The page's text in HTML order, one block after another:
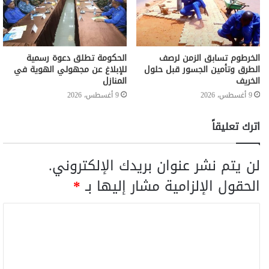
الخرطوم تسابق الزمن لرصف
الطرق وتأمين الجسور قبل حلول
الخريف
9 أغسطس، 2026
الحكومة تطلق دعوة رسمية
للإبلاغ عن مجهولي الهوية في
المنازل
9 أغسطس، 2026
اترك تعليقاً
لن يتم نشر عنوان بريدك الإلكتروني.
الحقول الإلزامية مشار إليها بـ*